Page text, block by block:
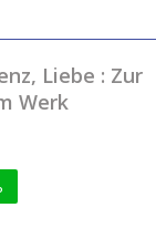
Liebe : Zur
Werk